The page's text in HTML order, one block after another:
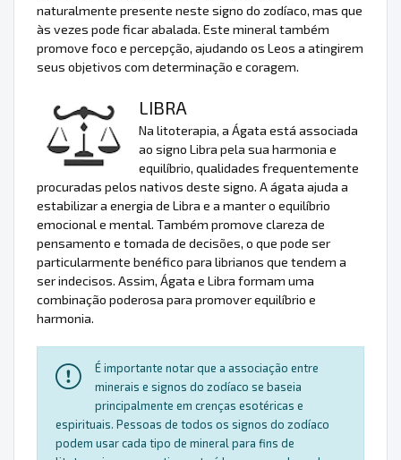
naturalmente presente neste signo do zodíaco, mas que
às vezes pode ficar abalada. Este mineral também
promove foco e percepção, ajudando os Leos a atingirem
seus objetivos com determinação e coragem.
LIBRA
Na litoterapia, a Ágata está associada
ao signo Libra pela sua harmonia e
equilíbrio, qualidades frequentemente
procuradas pelos nativos deste signo. A ágata ajuda a
estabilizar a energia de Libra e a manter o equilíbrio
emocional e mental. Também promove clareza de
pensamento e tomada de decisões, o que pode ser
particularmente benéfico para librianos que tendem a
ser indecisos. Assim, Ágata e Libra formam uma
combinação poderosa para promover equilíbrio e
harmonia.
É importante notar que a associação entre
minerais e signos do zodíaco se baseia
principalmente em crenças esotéricas e
espirituais. Pessoas de todos os signos do zodíaco
podem usar cada tipo de mineral para fins de